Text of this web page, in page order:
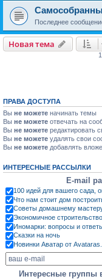
Последнее
Новая тема
ПРАВА ДОСТУПА
Вы не можете начинать темы
Вы не можете отвечать на
Вы не можете редактировать
Вы не можете удалять свои
Вы не можете добавлять
ИНТЕРЕСНЫЕ РАССЫЛКИ
E-mail
100 идей для вашего сада,
Что нам стоит дом
Советы домашнему
Экономичное
Иномарки: вопросы и
Сказки на ночь
Новинки Аватар от
Интересные группы